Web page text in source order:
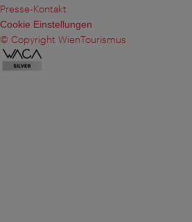
Presse-Kontakt
Cookie Einstellungen
© Copyright WienTourismus